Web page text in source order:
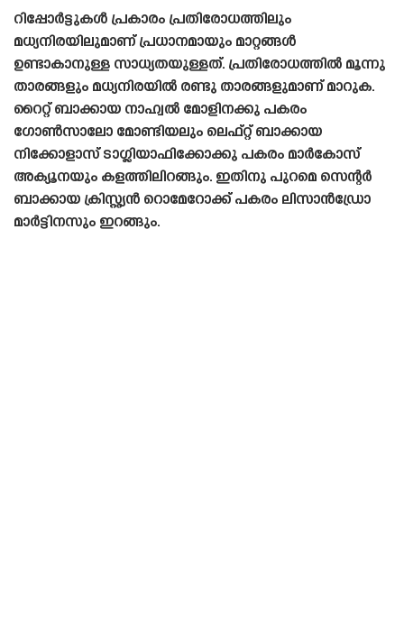
റിപ്പോർട്ടുകൾ പ്രകാരം പ്രതിരോധത്തിലും
മധ്യനിരയിലുമാണ് പ്രധാനമായും മാറ്റങ്ങൾ
ഉണ്ടാകാനുള്ള സാധ്യതയുള്ളത്. പ്രതിരോധത്തിൽ മൂന്നു
താരങ്ങളും മധ്യനിരയിൽ രണ്ടു താരങ്ങളുമാണ് മാറുക.
റൈറ്റ് ബാക്കായ നാഹ്വൽ മോളിനക്കു പകരം
ഗോൺസാലോ മോണ്ടിയലും ലെഫ്റ്റ് ബാക്കായ
നിക്കോളാസ് ടാഗ്ലിയാഫിക്കോക്കു പകരം മാർകോസ്
അക്യൂനയും കളത്തിലിറങ്ങും. ഇതിനു പുറമെ സെന്റർ
ബാക്കായ ക്രിസ്റ്റ്യൻ റൊമേറോക്ക് പകരം ലിസാൻഡ്രോ
മാർട്ടിനസും ഇറങ്ങും.